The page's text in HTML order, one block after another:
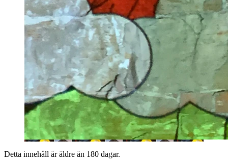
Detta innehåll är äldre än 180 dagar.